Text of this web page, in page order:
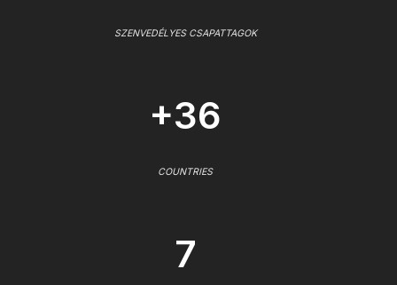
SZENVEDÉLYES CSAPATTAGOK
+36
COUNTRIES
7